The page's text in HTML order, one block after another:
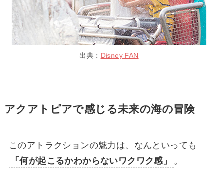
出典： Disney FAN
アクアトピアで感じる未来の海の冒険
このアトラクションの魅力は、なんといっても
「何が起こるかわからないワクワク感」
。